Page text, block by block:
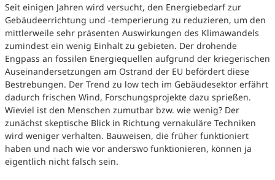
Seit einigen Jahren wird versucht, den Energiebedarf zur
Gebäudeerrichtung und -temperierung zu reduzieren, um den
mittlerweile sehr präsenten Auswirkungen des Klimawandels
zumindest ein wenig Einhalt zu gebieten. Der drohende
Engpass an fossilen Energiequellen aufgrund der kriegerischen
Auseinandersetzungen am Ostrand der EU befördert diese
Bestrebungen. Der Trend zu low tech im Gebäudesektor erfährt
dadurch frischen Wind, Forschungsprojekte dazu sprießen.
Wieviel ist den Menschen zumutbar bzw. wie wenig? Der
zunächst skeptische Blick in Richtung vernakuläre Techniken
wird weniger verhalten. Bauweisen, die früher funktioniert
haben und nach wie vor anderswo funktionieren, können ja
eigentlich nicht falsch sein.